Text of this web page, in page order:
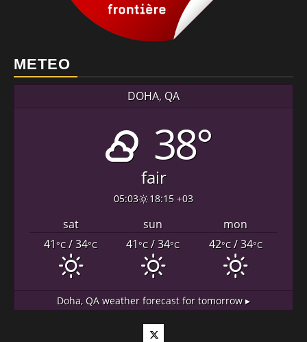
METEO
DOHA, QA
38°
fair
05:03 18:15 +03
sat sun
mon
41°C/ 34°C 41°C/ 34°C 42°C/ 34°C
Doha, QA weather forecast for tomorrow ▸
Twitter